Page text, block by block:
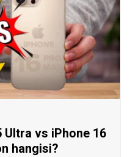
Ultra vs iPhone 16
hangisi?